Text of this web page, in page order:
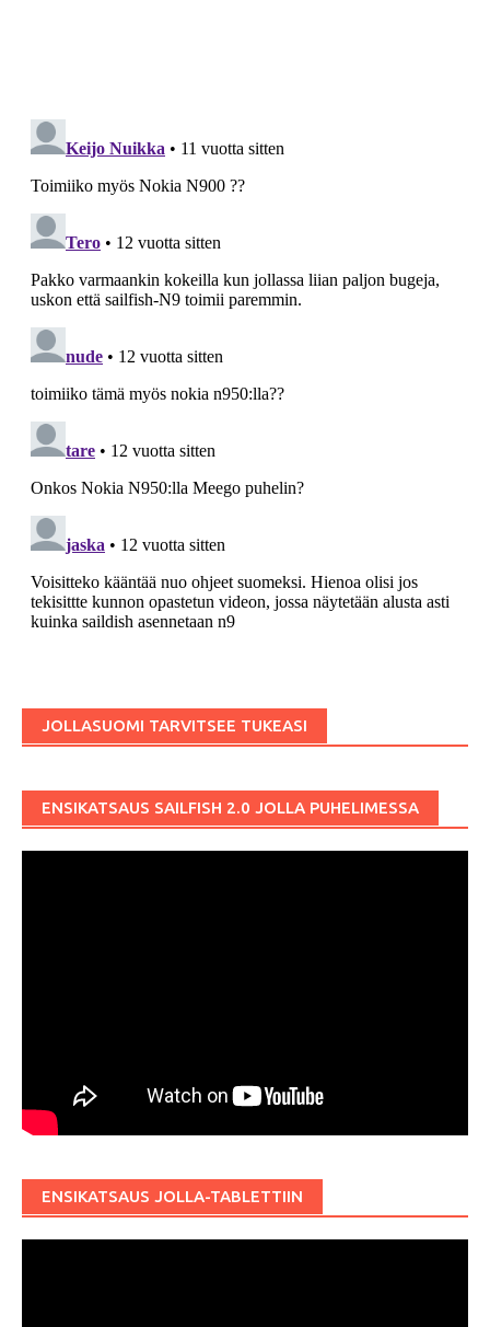
JOLLASUOMI TARVITSEE TUKEASI
ENSIKATSAUS SAILFISH 2.0 JOLLA PUHELIMESSA
ENSIKATSAUS JOLLA-TABLETTIIN